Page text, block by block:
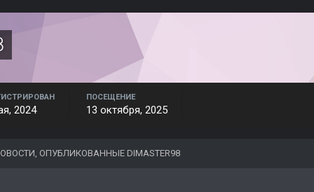
2024
ПОСЕЩЕНИЕ
13 октября, 2025
ОПУБЛИКОВАННЫЕ DIMASTER98